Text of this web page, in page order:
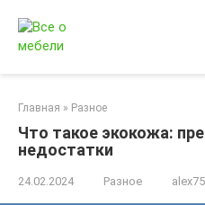
контенту
Главная » Разное
Что такое экокожа:
недостатки
24.02.2024 Разное alex75